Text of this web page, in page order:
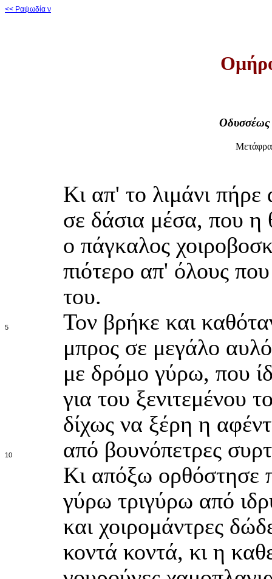
<< Ραψωδία ν
Οδυσσέως
Κι απ' το λιμάνι πήρε
σε δάσια μέσα, που η
ο πάγκαλος
πιότερο απ' όλους
του.
5
Τον βρήκε και
μπρος σε μεγάλο
με δρόμο γύρω, που
για του ξενιτεμένου
δίχως να ξέρη η
10
από βουνόπετρες
Κι απόξω ορθόστησε
γύρω τριγύρω από
και χοιρομάντρες
κοντά κοντά, κι η